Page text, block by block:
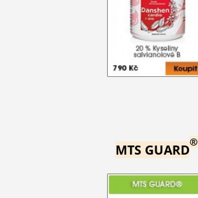
MTS GUARD®